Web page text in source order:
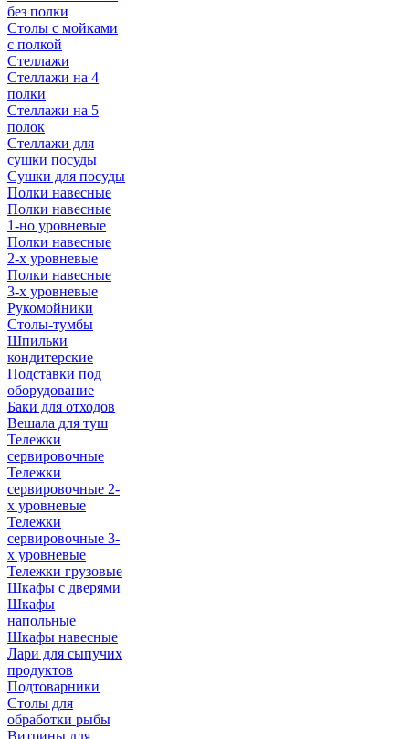
без полки
Столы с мойками
с полкой
Стеллажи
Стеллажи на 4
полки
Стеллажи на 5
полок
Стеллажи для
сушки посуды
Сушки для посуды
Полки навесные
Полки навесные
1-но уровневые
Полки навесные
2-х уровневые
Полки навесные
3-х уровневые
Рукомойники
Столы-тумбы
Шпильки
кондитерские
Подставки под
оборудование
Баки для отходов
Вешала для туш
Тележки
сервировочные
Тележки
сервировочные 2-
х уровневые
Тележки
сервировочные 3-
х уровневые
Тележки грузовые
Шкафы с дверями
Шкафы
напольные
Шкафы навесные
Лари для сыпучих
продуктов
Подтоварники
Столы для
обработки рыбы
Витрины для